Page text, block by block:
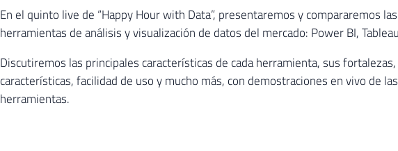
En el quinto live de “Happy Hour with Data”, presentaremos y compararemos
herramientas de análisis y visualización de datos del mercado: Power BI,
Discutiremos las principales características de cada herramienta, sus
características, facilidad de uso y mucho más, con demostraciones en vivo de
herramientas.